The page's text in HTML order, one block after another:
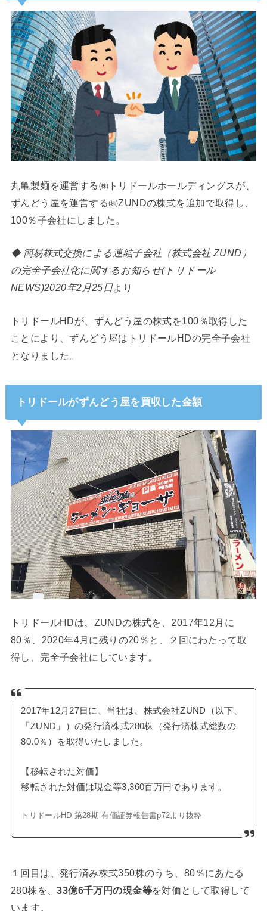
丸亀製麺を運営する㈱トリドールホールディングスが、
ずんどう屋を運営する㈱ZUNDの株式を追加で取得し、
100％子会社にしました。
◆ 簡易株式交換による連結子会社（株式会社 ZUND）
の完全子会社化に関するお知らせ(トリドール
NEWS)2020年2月25日より
トリドールHDが、ずんどう屋の株式を100％取得した
ことにより、ずんどう屋はトリドールHDの完全子会社
となりました。
トリドールがずんどう屋を買収した金額
トリドールHDは、ZUNDの株式を、2017年12月に
80％、2020年4月に残りの20％と、２回にわたって取
得し、完全子会社にしています。
2017年12月27日に、当社は、株式会社ZUND（以下、
「ZUND」）の発行済株式280株（発行済株式総数の
80.0％）を取得いたしました。
【移転された対価】
移転された対価は現金等3,360百万円であります。
トリドールHD 第28期 有価証券報告書p72より抜粋
１回目は、発行済み株式350株のうち、80％にあたる
280株を、33億6千万円の現金等を対価として取得して
います。